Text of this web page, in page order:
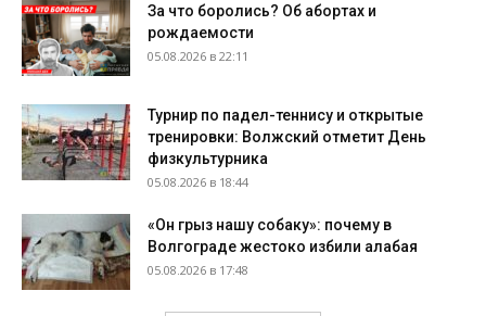
За что боролись? Об абортах и
рождаемости
05.08.2026 в 22:11
Турнир по падел-теннису и открытые
тренировки: Волжский отметит День
физкультурника
05.08.2026 в 18:44
«Он грыз нашу собаку»: почему в
Волгограде жестоко избили алабая
05.08.2026 в 17:48